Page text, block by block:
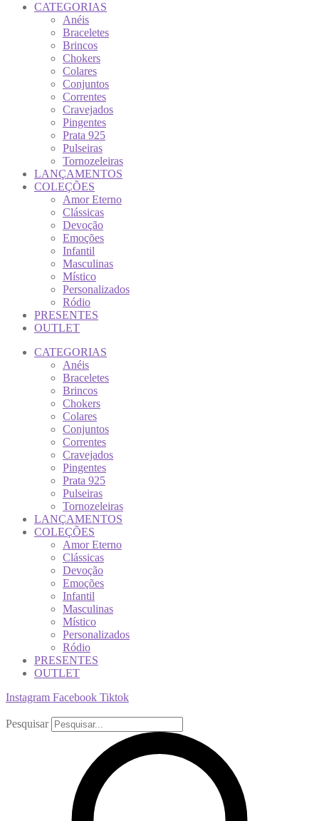
CATEGORIAS
Anéis
Braceletes
Brincos
Chokers
Colares
Conjuntos
Correntes
Cravejados
Pingentes
Prata 925
Pulseiras
Tornozeleiras
LANÇAMENTOS
COLEÇÕES
Amor Eterno
Clássicas
Devoção
Emoções
Infantil
Masculinas
Místico
Personalizados
Ródio
PRESENTES
OUTLET
CATEGORIAS
Anéis
Braceletes
Brincos
Chokers
Colares
Conjuntos
Correntes
Cravejados
Pingentes
Prata 925
Pulseiras
Tornozeleiras
LANÇAMENTOS
COLEÇÕES
Amor Eterno
Clássicas
Devoção
Emoções
Infantil
Masculinas
Místico
Personalizados
Ródio
PRESENTES
OUTLET
Instagram Facebook Tiktok
Pesquisar